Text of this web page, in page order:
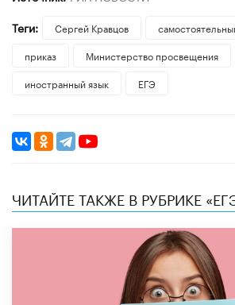
Теги:
Сергей Кравцов
приказ
Министерство просвещения
иностранный язык
ЕГЭ
ЧИТАЙТЕ ТАКЖЕ В РУБРИКЕ